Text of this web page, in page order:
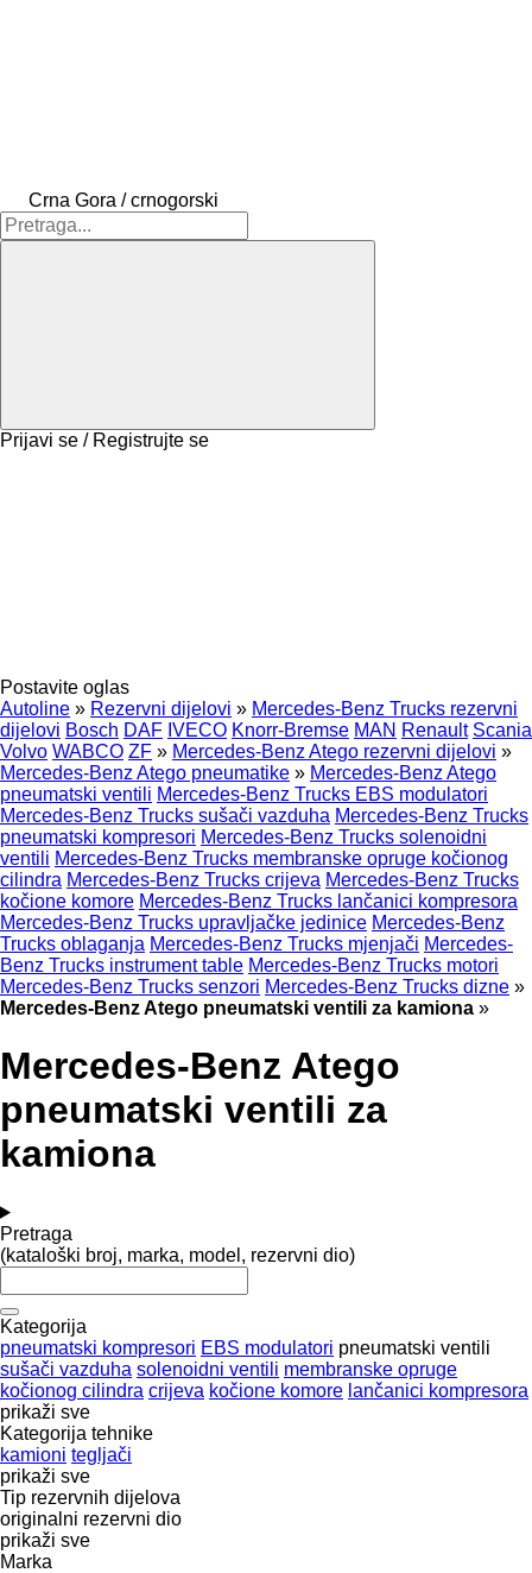
Crna Gora / crnogorski
Prijavi se / Registrujte se
Postavite oglas
Autoline » Rezervni dijelovi » Mercedes-Benz Trucks rezervni
dijelovi Bosch DAF IVECO Knorr-Bremse MAN Renault Scania
Volvo WABCO ZF » Mercedes-Benz Atego rezervni dijelovi »
Mercedes-Benz Atego pneumatikе » Mercedes-Benz Atego
pneumatski ventili Mercedes-Benz Trucks EBS modulatori
Mercedes-Benz Trucks sušači vazduha Mercedes-Benz Trucks
pneumatski kompresori Mercedes-Benz Trucks solenoidni
ventili Mercedes-Benz Trucks membranske opruge kočionog
cilindra Mercedes-Benz Trucks crijeva Mercedes-Benz Trucks
kočione komore Mercedes-Benz Trucks lančanici kompresora
Mercedes-Benz Trucks upravljačke jedinice Mercedes-Benz
Trucks oblaganja Mercedes-Benz Trucks mjenjači Mercedes-
Benz Trucks instrument table Mercedes-Benz Trucks motori
Mercedes-Benz Trucks senzori Mercedes-Benz Trucks dizne »
Mercedes-Benz Atego pneumatski ventili za kamiona »
Mercedes-Benz Atego
pneumatski ventili za
kamiona
Pretraga
(kataloški broj, marka, model, rezervni dio)
Kategorija
pneumatski kompresori EBS modulatori pneumatski ventili
sušači vazduha solenoidni ventili membranske opruge
kočionog cilindra crijeva kočione komore lančanici kompresora
prikaži sve
Kategorija tehnike
kamioni tegljači
prikaži sve
Tip rezervnih dijelova
originalni rezervni dio
prikaži sve
Marka